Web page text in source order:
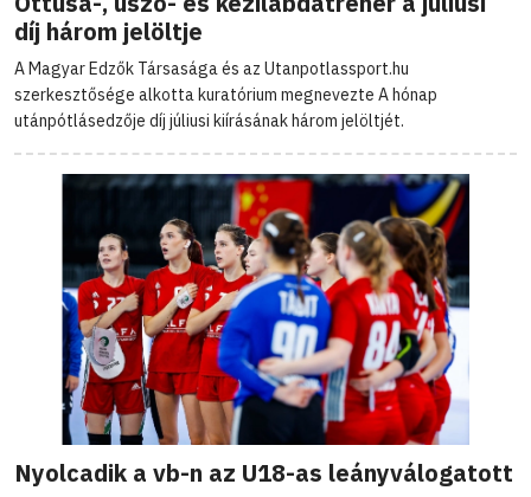
díj három jelöltje
A Magyar Edzők Társasága és az Utanpotlassport.hu
szerkesztősége alkotta kuratórium megnevezte A hónap
utánpótlásedzője díj júliusi kiírásának három jelöltjét.
Nyolcadik a vb-n az U18-as leányválogatott